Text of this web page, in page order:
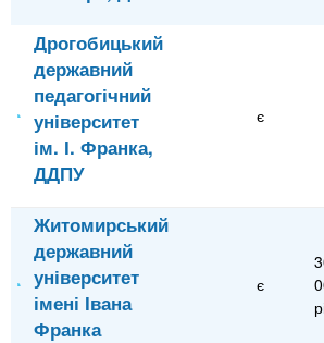
Дрогобицький
державний
педагогічний
університет
ім. І. Франка,
ДДПУ
є
Житомирський
державний
університет
імені Івана
Франка
є